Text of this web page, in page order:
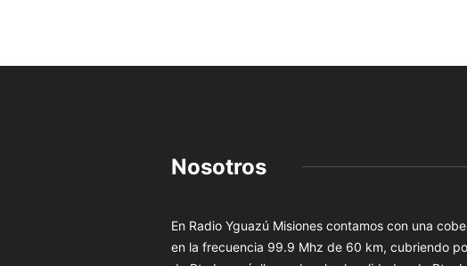
Nosotros
En Radio Yguazú Misiones contamos con una
en la frecuencia 99.9 Mhz de 60 km, cubriendo